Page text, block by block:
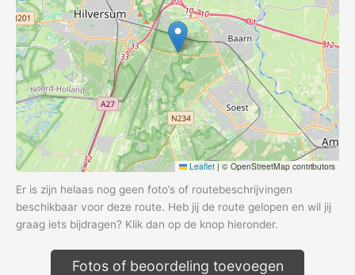
Leaflet | © OpenStreetMap contributors
Er is zijn helaas nog geen foto’s of routebeschrijvingen
beschikbaar voor deze route. Heb jij de route gelopen en wil jij
graag iets bijdragen? Klik dan op de knop hieronder.
Fotos of beoordeling toevoegen